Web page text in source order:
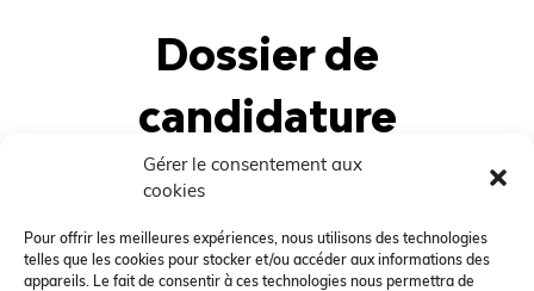
Gérer le consentement aux
cookies
Pour offrir les meilleures expériences, nous utilisons des technologies
telles que les cookies pour stocker et/ou accéder aux informations des
appareils. Le fait de consentir à ces technologies nous permettra de
Dossier de
candidature
Générer un mot de passe pour
SMBS